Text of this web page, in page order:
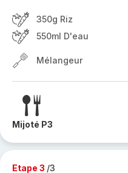
350g Riz
550ml D'eau
Mélangeur
Mijoté P3
Etape 3 /3